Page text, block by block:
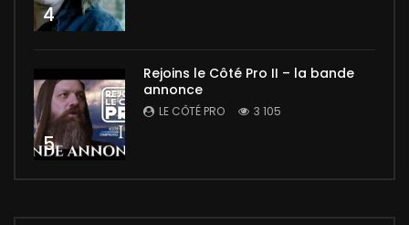
4
5
Rejoins le Côté Pro II – la bande
annonce
LE CÔTÉ PRO 3 105